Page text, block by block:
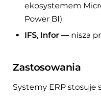
ekosystemem
Power BI)
IFS, Infor — nisza
Zastosowania
Systemy ERP stosuje